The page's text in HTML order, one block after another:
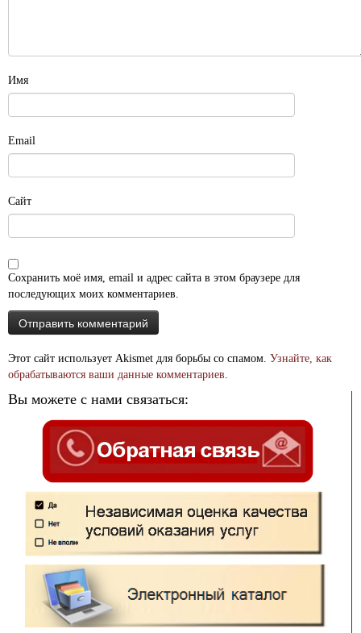
Имя
Email
Сайт
Сохранить моё имя, email и адрес сайта в этом браузере для
последующих моих комментариев.
Этот сайт использует Akismet для борьбы со спамом. Узнайте, как
обрабатываются ваши данные комментариев
Вы можете с нами связаться: